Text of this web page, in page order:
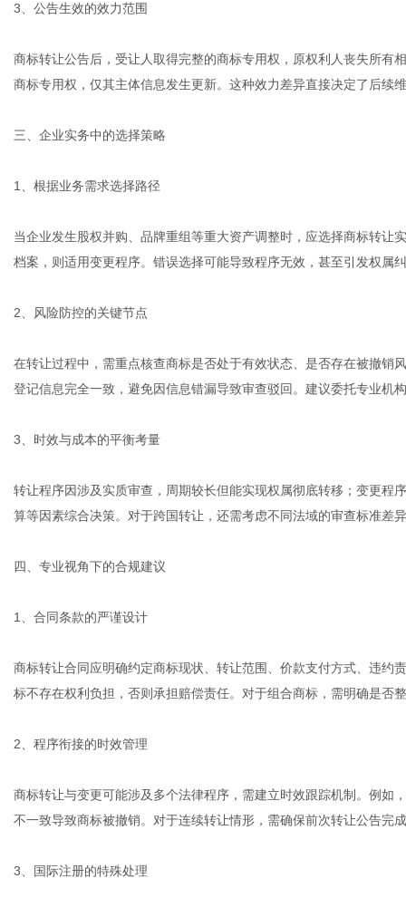
3、公告生效的效力范围
商标转让公告后，受让人取得完整的商标专用权，原权利人丧失所有
商标专用权，仅其主体信息发生更新。这种效力差异直接决定了后续
三、企业实务中的选择策略
1、根据业务需求选择路径
当企业发生股权并购、品牌重组等重大资产调整时，应选择商标转让
档案，则适用变更程序。错误选择可能导致程序无效，甚至引发权属
2、风险防控的关键节点
在转让过程中，需重点核查商标是否处于有效状态、是否存在被撤销
登记信息完全一致，避免因信息错漏导致审查驳回。建议委托专业机
3、时效与成本的平衡考量
转让程序因涉及实质审查，周期较长但能实现权属彻底转移；变更程
算等因素综合决策。对于跨国转让，还需考虑不同法域的审查标准差
四、专业视角下的合规建议
1、合同条款的严谨设计
商标转让合同应明确约定商标现状、转让范围、价款支付方式、违约
标不存在权利负担，否则承担赔偿责任。对于组合商标，需明确是否
2、程序衔接的时效管理
商标转让与变更可能涉及多个法律程序，需建立时效跟踪机制。例如
不一致导致商标被撤销。对于连续转让情形，需确保前次转让公告完
3、国际注册的特殊处理